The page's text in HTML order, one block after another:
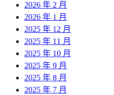
2026 年 2 月
2026 年 1 月
2025 年 12 月
2025 年 11 月
2025 年 10 月
2025 年 9 月
2025 年 8 月
2025 年 7 月